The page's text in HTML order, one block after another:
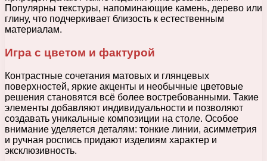
Популярны текстуры, напоминающие камень, дерево или
глину, что подчеркивает близость к естественным
материалам.
Игра с цветом и фактурой
Контрастные сочетания матовых и глянцевых
поверхностей, яркие акценты и необычные цветовые
решения становятся всё более востребованными. Такие
элементы добавляют индивидуальности и позволяют
создавать уникальные композиции на столе. Особое
внимание уделяется деталям: тонкие линии, асимметрия
и ручная роспись придают изделиям характер и
эксклюзивность.